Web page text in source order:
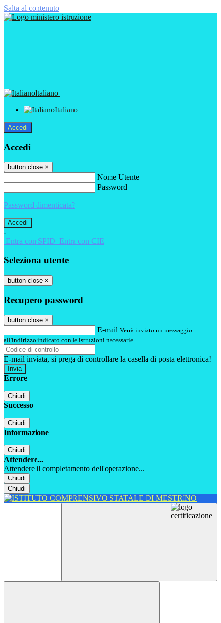
Salta al contenuto
Italiano
Italiano
Accedi
Accedi
button close ×
Nome Utente
Password
Password dimenticata?
-
Entra con SPID Entra con CIE
Seleziona utente
button close ×
Recupero password
button close ×
E-mail Verrà inviato un messaggio
all'indirizzo indicato con le istruzioni necessarie.
E-mail inviata, si prega di controllare la casella di posta elettronica!
Errore
Chiudi
Successo
Chiudi
Informazione
Chiudi
Attendere...
Attendere il completamento dell'operazione...
Chiudi
Chiudi